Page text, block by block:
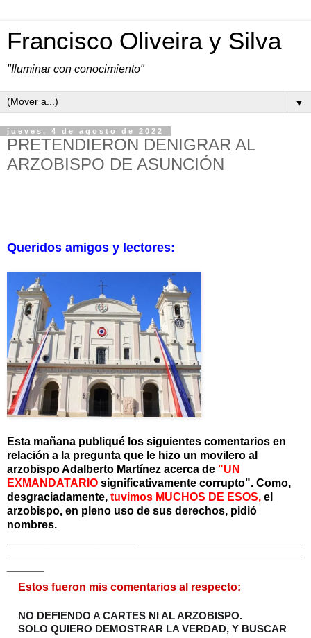
Francisco Oliveira y Silva
"Iluminar con conocimiento"
▼
jueves, 4 de agosto de 2022
PRETENDIERON DENIGRAR AL
ARZOBISPO DE ASUNCIÓN
Queridos amigos y lectores:
Esta mañana publiqué los siguientes comentarios en
relación a la pregunta que le hizo un movilero al
arzobispo Adalberto Martínez acerca de "UN
EXMANDATARIO significativamente corrupto". Como,
desgraciadamente, tuvimos MUCHOS DE ESOS, el
arzobispo, en pleno uso de sus derechos, pidió
nombres.
Estos fueron mis comentarios al respecto:
NO DEFIENDO A CARTES NI AL ARZOBISPO.
SOLO QUIERO DEMOSTRAR LA VERDAD, Y BUSCAR